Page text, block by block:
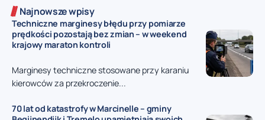
Najnowsze wpisy
Techniczne marginesy błędu przy pomiarze
prędkości pozostają bez zmian – w weekend
krajowy maraton kontroli
Marginesy techniczne stosowane przy karaniu
kierowców za przekroczenie...
70 lat od katastrofy w Marcinelle – gminy